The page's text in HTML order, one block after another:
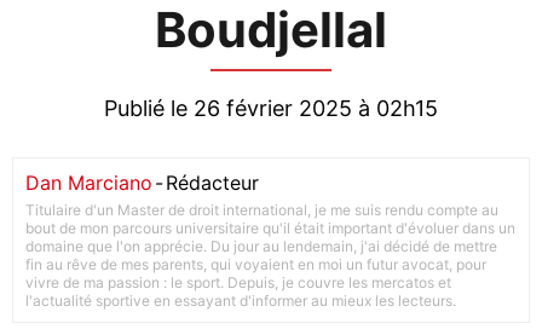
Boudjellal
Publié le 26 février 2025 à 02h15
Dan Marciano -Rédacteur
Titulaire d'un Master de droit international, je me suis rendu compte au
bout de mon parcours universitaire qu'il était important d'évoluer dans un
domaine que l'on apprécie. Du jour au lendemain, j'ai décidé de mettre
fin au rêve de mes parents, qui voyaient en moi un futur avocat, pour
vivre de ma passion : le sport. Depuis, je couvre les mercatos et
l'actualité sportive en essayant d'informer au mieux les lecteurs.